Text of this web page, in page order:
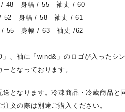
/ 48 身幅 / 55 袖丈 / 60
/ 52 身幅 / 58 袖丈 / 61
/ 55 身幅 / 63 袖丈 /62
、袖に「wind&」のロゴが入ったシ
となっております。
送となります。冷凍商品・冷蔵商品と
文の際は別途ご購入ください。